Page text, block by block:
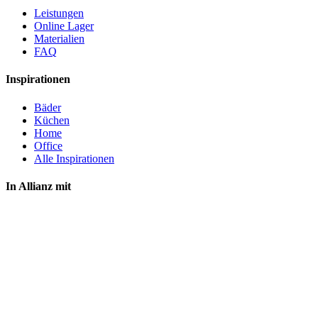
Leistungen
Online Lager
Materialien
FAQ
Inspirationen
Bäder
Küchen
Home
Office
Alle Inspirationen
In Allianz mit